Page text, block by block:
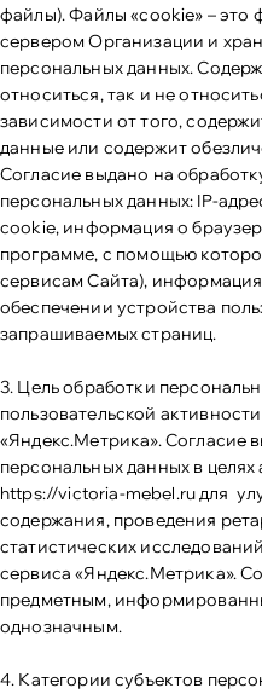
файлы). Файлы «cookie» – это
сервером Организации и
персональных данных.
относиться, так и не
зависимости от того,
данные или содержит
Согласие выдано на
персональных данных: IP-
cookie, информация о
программе, с помощью
сервисам Сайта),
обеспечении устройства
запрашиваемых страниц.
3. Цель обработки
пользовательской
«Яндекс.Метрика». Согласие
персональных данных в
https://victoria-mebel.ruдля
содержания, проведения
статистических
сервиса «Яндекс.Метрика».
предметным,
однозначным.
4. Категории субъектов